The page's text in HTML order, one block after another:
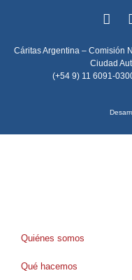
Cáritas Argentina – Comisión
Ciudad
(+54 9) 11 6091-
Quiénes somos
Qué hacemos